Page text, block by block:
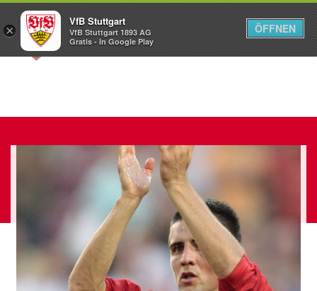
Menü
×
VfB Stuttgart
VfB Stuttgart 1893 AG
Gratis - In Google Play
ÖFFNEN